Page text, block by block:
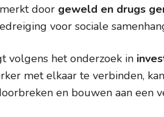
door geweld en drugs
voor sociale
volgens het onderzoek in
met elkaar te verbinden,
en bouwen aan een